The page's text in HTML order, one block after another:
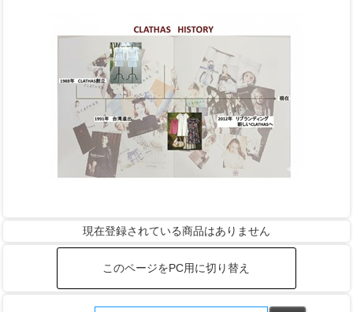
現在登録されている商品はありません
このページをPC用に切り替え